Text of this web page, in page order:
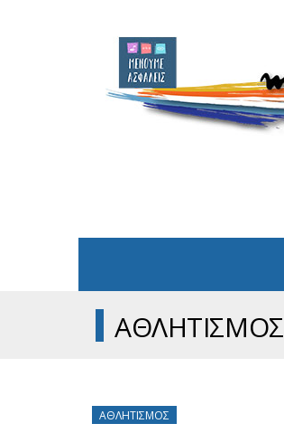
ΑΘΛΗΤΙΣΜΟΣ
ΑΘΛΗΤΙΣΜΌΣ